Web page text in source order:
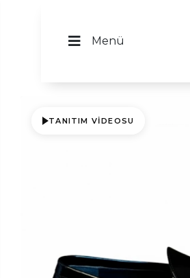
Menü
TANITIM VIDEOSU